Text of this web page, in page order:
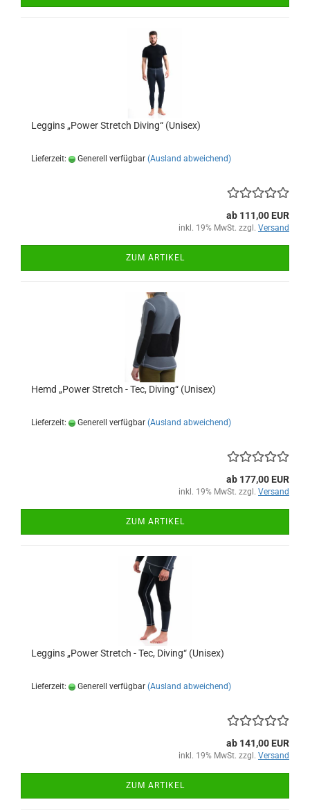
Leggins „Power Stretch Diving“ (Unisex)
Lieferzeit: Generell verfügbar (Ausland abweichend)
ab 111,00 EUR
inkl. 19% MwSt. zzgl. Versand
ZUM ARTIKEL
Hemd „Power Stretch - Tec, Diving“ (Unisex)
Lieferzeit: Generell verfügbar (Ausland abweichend)
ab 177,00 EUR
inkl. 19% MwSt. zzgl. Versand
ZUM ARTIKEL
Leggins „Power Stretch - Tec, Diving“ (Unisex)
Lieferzeit: Generell verfügbar (Ausland abweichend)
ab 141,00 EUR
inkl. 19% MwSt. zzgl. Versand
ZUM ARTIKEL